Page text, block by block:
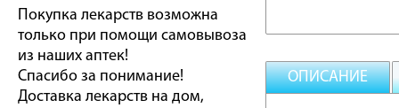
Покупка лекарств возможна
только при помощи самовывоза
из наших аптек!
Спасибо за понимание!
Доставка лекарств на дом,
ОПИСАНИЕ